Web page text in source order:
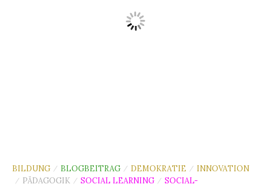
BILDUNG / BLOGBEITRAG / DEMOKRATIE / INNOVATION
/ PÄDAGOGIK / SOCIAL LEARNING / SOCIAL-